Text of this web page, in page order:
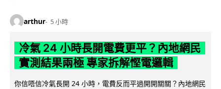
arthur 5 小時
冷氣 24 小時長開電費更平？內地網民
實測結果兩極 專家拆解慳電邏輯
你信唔信冷氣長開 24 小時，電費反而平過開開關關？內地網民